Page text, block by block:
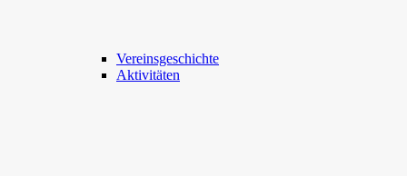
Vereinsgeschichte
Aktivitäten